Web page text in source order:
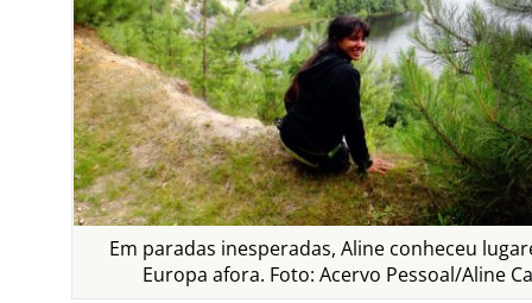
Em paradas inesperadas, Aline conheceu
Europa afora. Foto: Acervo Pessoal/Aline